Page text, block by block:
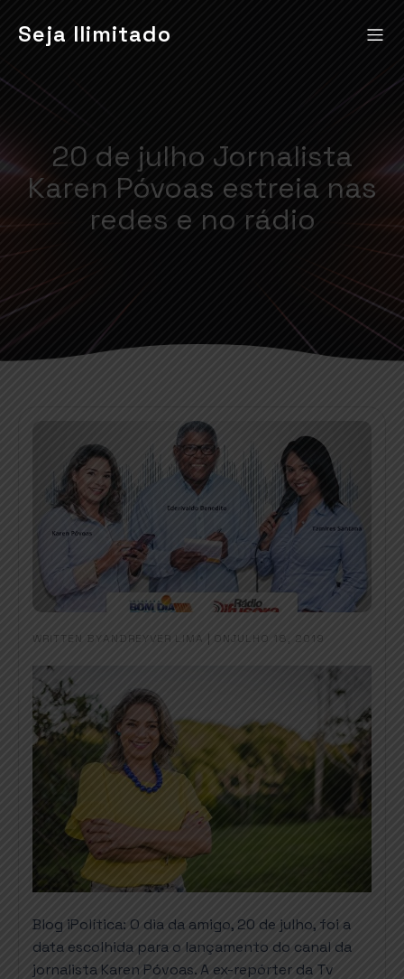
Seja Ilimitado
20 de julho Jornalista
Karen Póvoas estreia nas
redes e no rádio
WRITTEN BYANDREYVER LIMA ONJULHO 18, 2019
Blog iPolítica: O dia da amigo, 20 de julho, foi a
data escolhida para o lançamento do canal da
jornalista Karen Póvoas. A ex-repórter da Tv